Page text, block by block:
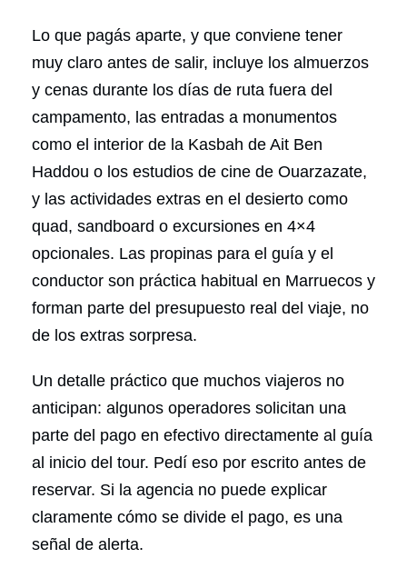
Lo que pagás aparte, y que conviene tener
muy claro antes de salir, incluye los almuerzos
y cenas durante los días de ruta fuera del
campamento, las entradas a monumentos
como el interior de la Kasbah de Ait Ben
Haddou o los estudios de cine de Ouarzazate,
y las actividades extras en el desierto como
quad, sandboard o excursiones en 4×4
opcionales. Las propinas para el guía y el
conductor son práctica habitual en Marruecos y
forman parte del presupuesto real del viaje, no
de los extras sorpresa.
Un detalle práctico que muchos viajeros no
anticipan: algunos operadores solicitan una
parte del pago en efectivo directamente al guía
al inicio del tour. Pedí eso por escrito antes de
reservar. Si la agencia no puede explicar
claramente cómo se divide el pago, es una
señal de alerta.